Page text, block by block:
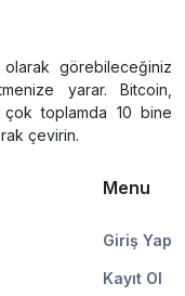
olarak görebileceğiniz
yarar. Bitcoin,
toplamda 10 bine
çevirin.
Menu
Giriş Yap
Kayıt Ol